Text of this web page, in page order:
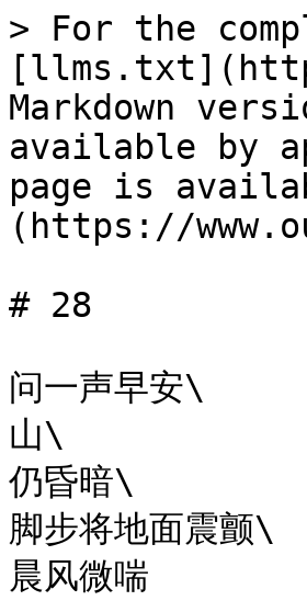
> For the
Markdown
available by
page is
(https://
# 28
问一声早安\
山\
仍昏暗\
脚步将地面震颤\
晨风微喘